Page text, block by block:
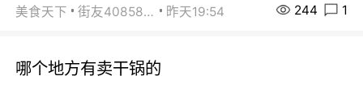
美食天下 街友40858442 昨天19:54 244 1
哪个地方有卖干锅的